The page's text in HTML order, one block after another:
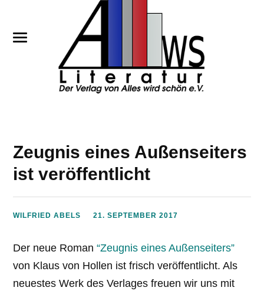
Zeugnis eines Außenseiters
ist veröffentlicht
WILFRIED ABELS 21. SEPTEMBER 2017
Der neue Roman“Zeugnis eines Außenseiters”
von Klaus von Hollen ist frisch veröffentlicht. Als
neuestes Werk des Verlages freuen wir uns mit